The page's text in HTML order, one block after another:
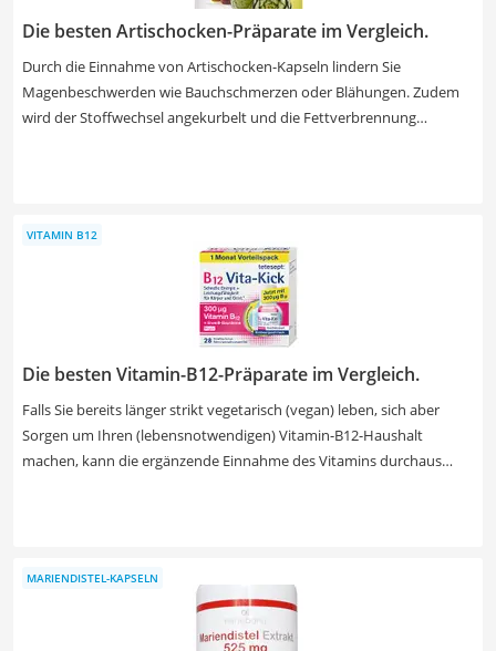
Die besten Artischocken-Präparate im Vergleich.
Durch die Einnahme von Artischocken-Kapseln lindern Sie
Magenbeschwerden wie Bauchschmerzen oder Blähungen. Zudem
wird der Stoffwechsel angekurbelt und die Fettverbrennung
tierische Produkte und sind zudem laktose- und glutenfrei. Achten
Sie außerdem darauf, dass sich nicht alle Produkte zur längerfristigen
Anwendung eignen. Finden Sie jetzt in unserer Test- bzw.
Vergleichtsballe die besten Artischocken-Kapseln.
Die besten Vitamin-B12-Präparate im Vergleich.
Falls Sie bereits länger strikt vegetarisch (vegan) leben, sich aber
Sorgen um Ihren (lebensnotwendigen) Vitamin-B12-Haushalt
machen, kann die ergänzende Einnahme des Vitamins durchaus
um sich ein genaues Bild über die enthaltenen Zusatzstoffe zu
machen. Nicht alle Vitamin-Präparate sind allergen-frei, einige
können bspw. Spuren von Nüssen, Soja oder Milch, aber auch Fisch
VITAMIN B12
MARIENDISTEL-KAPSELN